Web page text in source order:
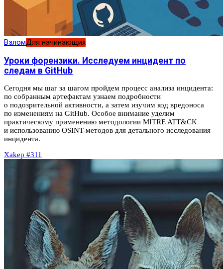
ВзломДля начинающих
Уроки форензики. Исследуем инцидент по
следам в GitHub
Сегодня мы шаг за шагом пройдем процесс анализа инцидента:
по собранным артефактам узнаем подробности
о подозрительной активности, а затем изучим код вредоноса
по изменениям на GitHub. Особое внимание уделим
практическому применению методологии MITRE ATT&CK
и использованию OSINT-методов для детального исследования
инцидента.
Xakep #311